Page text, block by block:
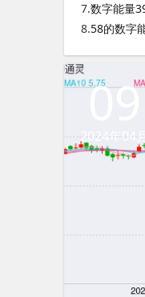
7.数字能量
8.58的数字
09
2024年04月